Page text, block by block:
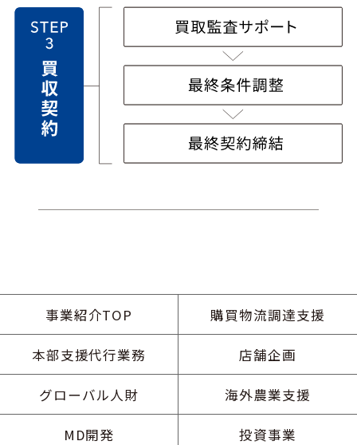
事業紹介TOP 購買物流調達支援
本部支援代行業務 店舗企画
グローバル人財 海外農業支援
MD開発 投資事業